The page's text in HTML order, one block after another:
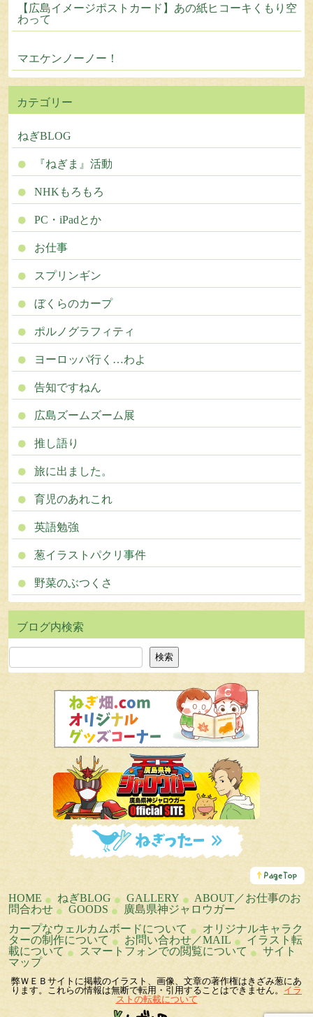
【広島イメージポストカード】あの紙ヒコーキくもり空
わって
マエケンノーノー！
カテゴリー
ねぎBLOG
『ねぎま』活動
NHKもろもろ
PC・iPadとか
お仕事
スプリンギン
ぼくらのカープ
ポルノグラフィティ
ヨーロッパ行く…わよ
告知ですねん
広島ズームズーム展
推し語り
旅に出ました。
育児のあれこれ
英語勉強
葱イラストパクリ事件
野菜のぶつくさ
検索 検索
こ
の
ペ
ー
ジ
の
ト
ッ
プ
へ
HOME ねぎBLOG GALLERY
ABOUT／お仕事のお
問合わせ
GOODS
廣島県神ジャロウガー
カープなウェルカムボードについて
オリジナルキャラク
ターの制作について
お問い合わせ／MAIL
イラスト転
載について
スマートフォンでの閲覧について
サイト
マップ
弊ＷＥＢサイトに掲載のイラスト、画像、文章の著作権はきざみ葱にあ
ります。これらの情報は無断で転用・引用することはできません。 イラ
ストの転載について